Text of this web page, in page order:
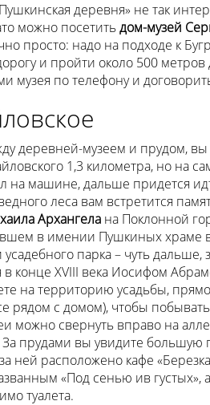
деревня» не так
можно посетитьдом-музей
просто: надо на подходе к
и пройти около 500
музея по телефону и
деревней-музеем и прудом, вы
1,3 километра, но на
на машине, дальше придется
леса вам встретится
Архангела на Поклонной
в имении Пушкиных храме
парка – чуть дальше,
в конце XVIII века Иосифом
на территорию усадьбы,
рядом с домом), чтобы
можно свернуть вправо на
прудами вы увидите большую
ней расположено кафе
«Под сенью ив густых»,
туалета.